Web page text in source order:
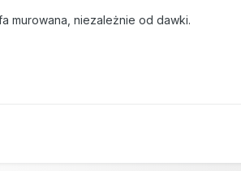
murowana, niezależnie od dawki.